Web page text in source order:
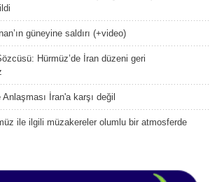
güneyine saldırı (+video)
Hürmüz’de İran düzeni geri
İran'a karşı değil
ile ilgili müzakereler olumlu bir atmosferde